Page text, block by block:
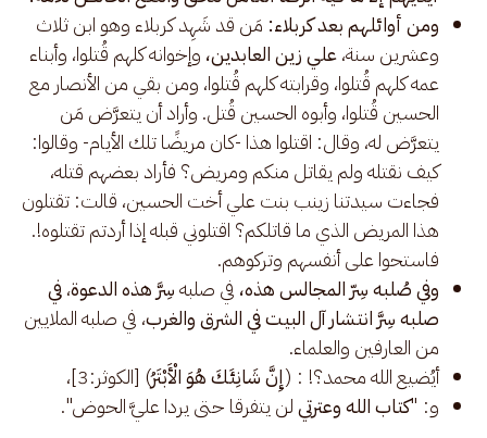
ومن أوائلهم بعد كربلاء:مَن قد شَهِد كربلاء وهو ابن ثلاث
وعشرين سنة،علي زين العابدين، وإخوانه كلهم قُتلوا، وأبناء
عمه كلهم قُتلوا، وقرابته كلهم قُتلوا، ومن بقي من الأنصار مع
الحسين قُتلوا، وأبوه الحسين قُتل. وأراد أن يتعرَّض مَن
يتعرَّض له، وقال: اقتلوا هذا -كان مريضًا تلك الأيام- وقالوا:
كيف نقتله ولم يقاتل منكم ومريض؟ فأراد بعضهم قتله،
فجاءت سيدتنا زينب بنت علي أخت الحسين، قالت: تقتلون
هذا المريض الذي ما قاتلكم؟ اقتلوني قبله إذا أردتم تقتلوه!.
فاستحوا على أنفسهم وتركوهم.
وفي صُلبه سِرّ المجالس هذه،في صلبهسِرَّ هذه الدعوة،في
صلبه سِرَّ انتشار آل البيت في الشرق والغرب، في صلبه الملايين
من العارفين والعلماء.
أيُضيع الله محمد؟! : (إِنَّ شَانِئَكَ هُوَ الْأَبْتَرُ) [الكوثر:3]،
و: "كتاب الله وعترتيلن يتفرقا حتى يردا عليَّ الحوض".